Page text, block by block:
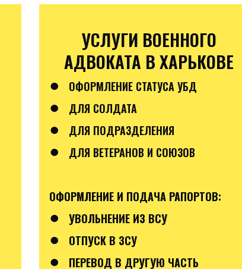
УСЛУГИ ВОЕННОГО
АДВОКАТА В ХАРЬКОВЕ
●
ОФОРМЛЕНИЕ СТАТУСА УБД
● ДЛЯ СОЛДАТА
● ДЛЯ ПОДРАЗДЕЛЕНИЯ
● ДЛЯ ВЕТЕРАНОВ И СОЮЗОВ
ОФОРМЛЕНИЕ И ПОДАЧА РАПОРТОВ:
● УВОЛЬНЕНИЕ ИЗ ВСУ
● ОТПУСК В ЗСУ
● ПЕРЕВОД В ДРУГУЮ ЧАСТЬ